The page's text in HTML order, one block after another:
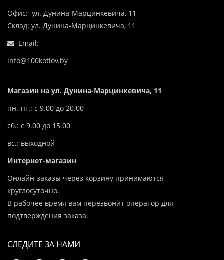
Офис: ул. Дунина-Марцинкевича, 11
Склад: ул. Дунина-Марцинкевича, 11
Email:
info@100kotlov.by
Магазин на ул. Дунина-Марцинкевича, 11
пн.-пт.: с 9.00 до 20.00
сб.: с 9.00 до 15.00
вс.: выходной
Интернет-магазин
Онлайн-заказы через корзину принимаются
круглосуточно.
В рабочее время вам перезвонит оператор для
подтверждения заказа.
СЛЕДИТЕ ЗА НАМИ